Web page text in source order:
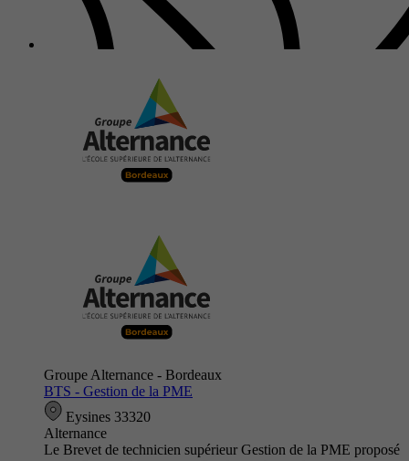
Groupe Alternance - Bordeaux
BTS - Gestion de la PME
Eysines 33320
Alternance
Le Brevet de technicien supérieur Gestion de la PME proposé